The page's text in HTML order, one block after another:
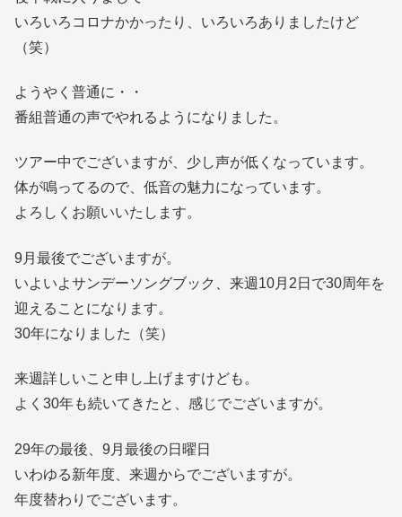
いろいろコロナかかったり、いろいろありましたけど
（笑）
ようやく普通に・・
番組普通の声でやれるようになりました。
ツアー中でございますが、少し声が低くなっています。
体が鳴ってるので、低音の魅力になっています。
よろしくお願いいたします。
9月最後でございますが。
いよいよサンデーソングブック、来週10月2日で30周年を
迎えることになります。
30年になりました（笑）
来週詳しいこと申し上げますけども。
よく30年も続いてきたと、感じでございますが。
29年の最後、9月最後の日曜日
いわゆる新年度、来週からでございますが。
年度替わりでございます。